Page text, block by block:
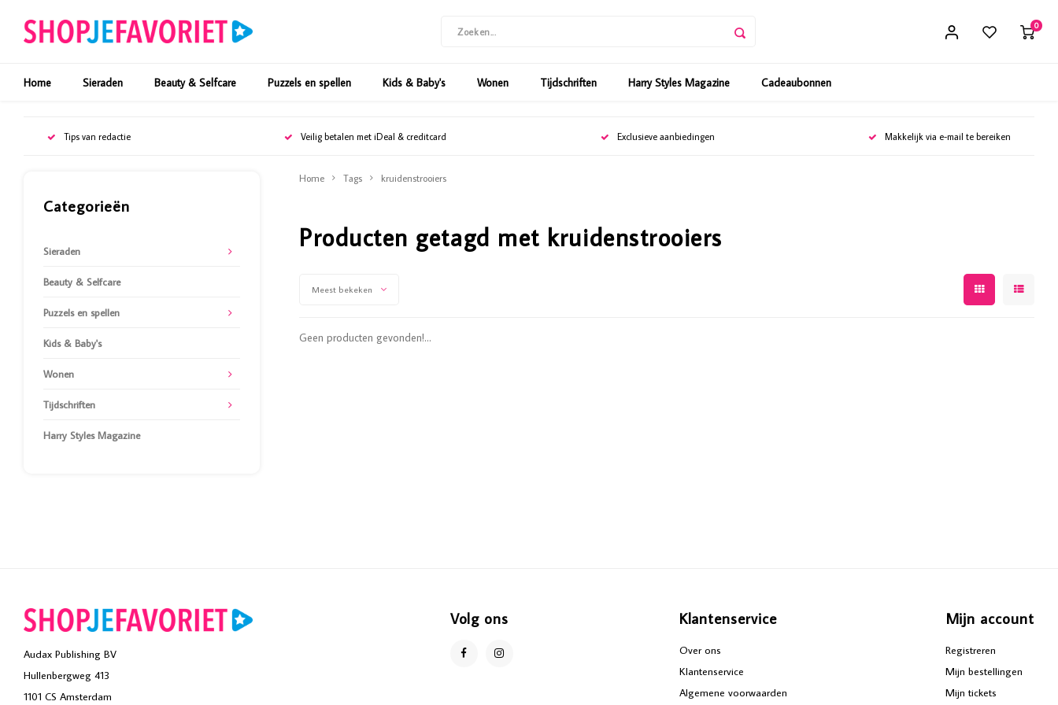
0
Home Sieraden Beauty & Selfcare Puzzels en spellen Kids & Baby's Wonen Tijdschriften Harry Styles Magazine Cadeaubonnen
Tips van redactie Veilig betalen met iDeal & creditcard Exclusieve aanbiedingen Makkelijk via e-mail te bereiken
Categorieën
Sieraden
Beauty & Selfcare
Puzzels en spellen
Kids & Baby's
Wonen
Tijdschriften
Harry Styles Magazine
Home Tags kruidenstrooiers
Producten getagd met kruidenstrooiers
Meest bekeken
Geen producten gevonden!...
Audax Publishing BV
Hullenbergweg 413
1101 CS Amsterdam
Volg ons Klantenservice
Over ons
Klantenservice
Algemene voorwaarden
Mijn account
Registreren
Mijn bestellingen
Mijn tickets